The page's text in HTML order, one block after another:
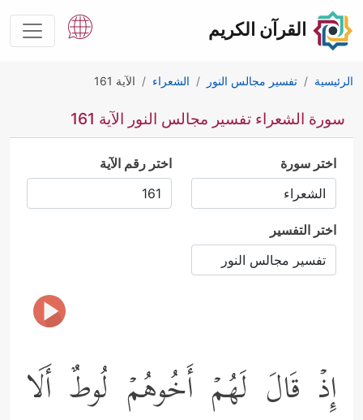
القرآن الكريم
الرئيسية تفسير مجالس النور الشعراء الآية 161
سورة الشعراء تفسير مجالس النور الآية 161
اختر سورة اختر رقم الآية
اختر التفسير
إِذۡ قَالَ لَهُمۡ أَخُوهُمۡ لُوطٌ أَلَا